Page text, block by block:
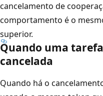
cancelamento de
comportamento é o
superior.
Quando uma
cancelada
Quando há o